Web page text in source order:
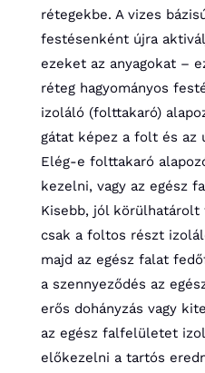
rétegekbe. A vizes
festésenként újra
ezeket az anyagokat –
réteg hagyományos
izoláló (folttakaró)
gátat képez a folt és az
Elég-e folttakaró
kezelni, vagy az egész
Kisebb, jól
csak a foltos részt
majd az egész falat
a szennyeződés az
erős dohányzás vagy
az egész falfelületet
előkezelni a tartós